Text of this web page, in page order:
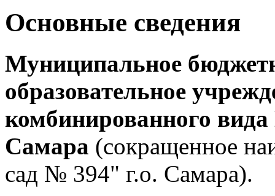
Основные сведения
Муниципальное
образовательное
комбинированного
Самара (сокращенное
сад № 394" г.о. Самара).